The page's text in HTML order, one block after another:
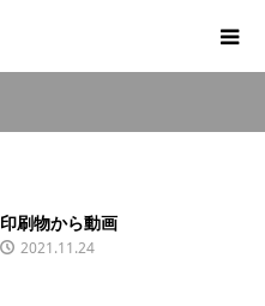
印刷物から動画
2021.11.24